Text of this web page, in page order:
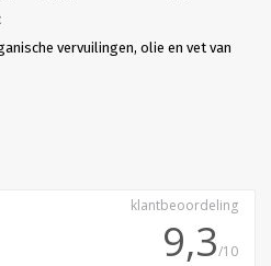
vervuilingen, olie en vet van